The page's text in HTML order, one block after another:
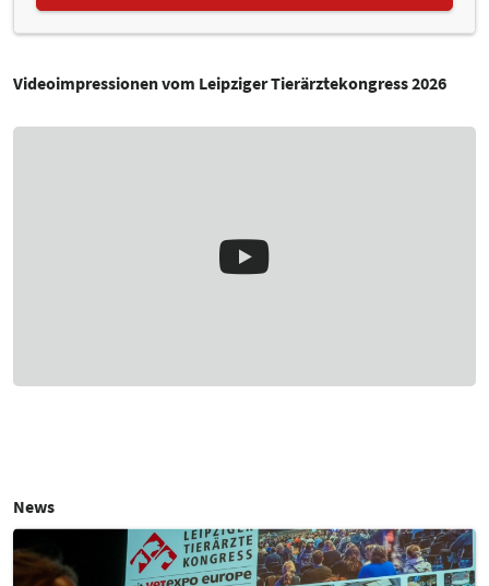
Videoimpressionen vom Leipziger Tierärztekongress 2026
News